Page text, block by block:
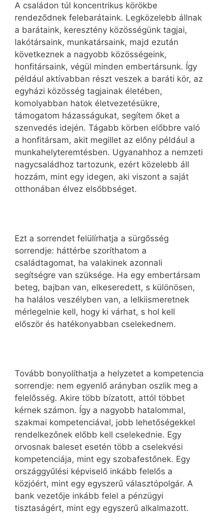
A családon túl koncentrikus körökbe
rendeződnek felebarátaink. Legközelebb állnak
a barátaink, keresztény közösségünk tagjai,
lakótársaink, munkatársaink, majd ezután
következnek a nagyobb közösségeink,
honfitársaink, végül minden embertársunk. Így
például aktívabban részt veszek a baráti kör, az
egyházi közösség tagjainak életében,
komolyabban hatok életvezetésükre,
támogatom házasságukat, segítem őket a
szenvedés idején. Tágabb körben előbbre való
a honfitársam, akit megillet az előny például a
munkahelyteremtésben. Ugyanahhoz a nemzeti
nagycsaládhoz tartozunk, ezért közelebb áll
hozzám, mint egy idegen, aki viszont a saját
otthonában élvez elsőbbséget.
Ezt a sorrendet felülírhatja a sürgősség
sorrendje: háttérbe szoríthatom a
családtagomat, ha valakinek azonnali
segítségre van szüksége. Ha egy embertársam
beteg, bajban van, elkeseredett, s különösen,
ha halálos veszélyben van, a lelkiismeretnek
mérlegelnie kell, hogy ki várhat, s hol kell
először és hatékonyabban cselekednem.
Tovább bonyolíthatja a helyzetet a kompetencia
sorrendje: nem egyenlő arányban oszlik meg a
felelősség. Akire több bízatott, attól többet
kérnek számon. Így a nagyobb hatalommal,
szakmai kompetenciával, jobb lehetőségekkel
rendelkezőnek előbb kell cselekednie. Egy
orvosnak baleset esetén több a cselekvési
kompetenciája, mint egy szobafestőnek. Egy
országgyűlési képviselő inkább felelős a
közjóért, mint egy egyszerű választópolgár. A
bank vezetője inkább felel a pénzügyi
tisztaságért, mint egy egyszerű alkalmazott.